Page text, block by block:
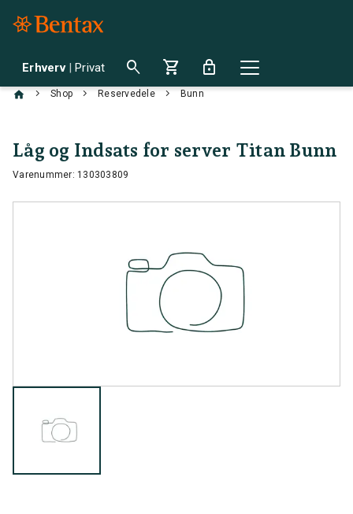
Erhverv | Privat search shopping_cart lock
chevron_right Shop chevron_right Reservedele chevron_right Bunn
Låg og Indsats for server Titan Bunn
Varenummer: 130303809